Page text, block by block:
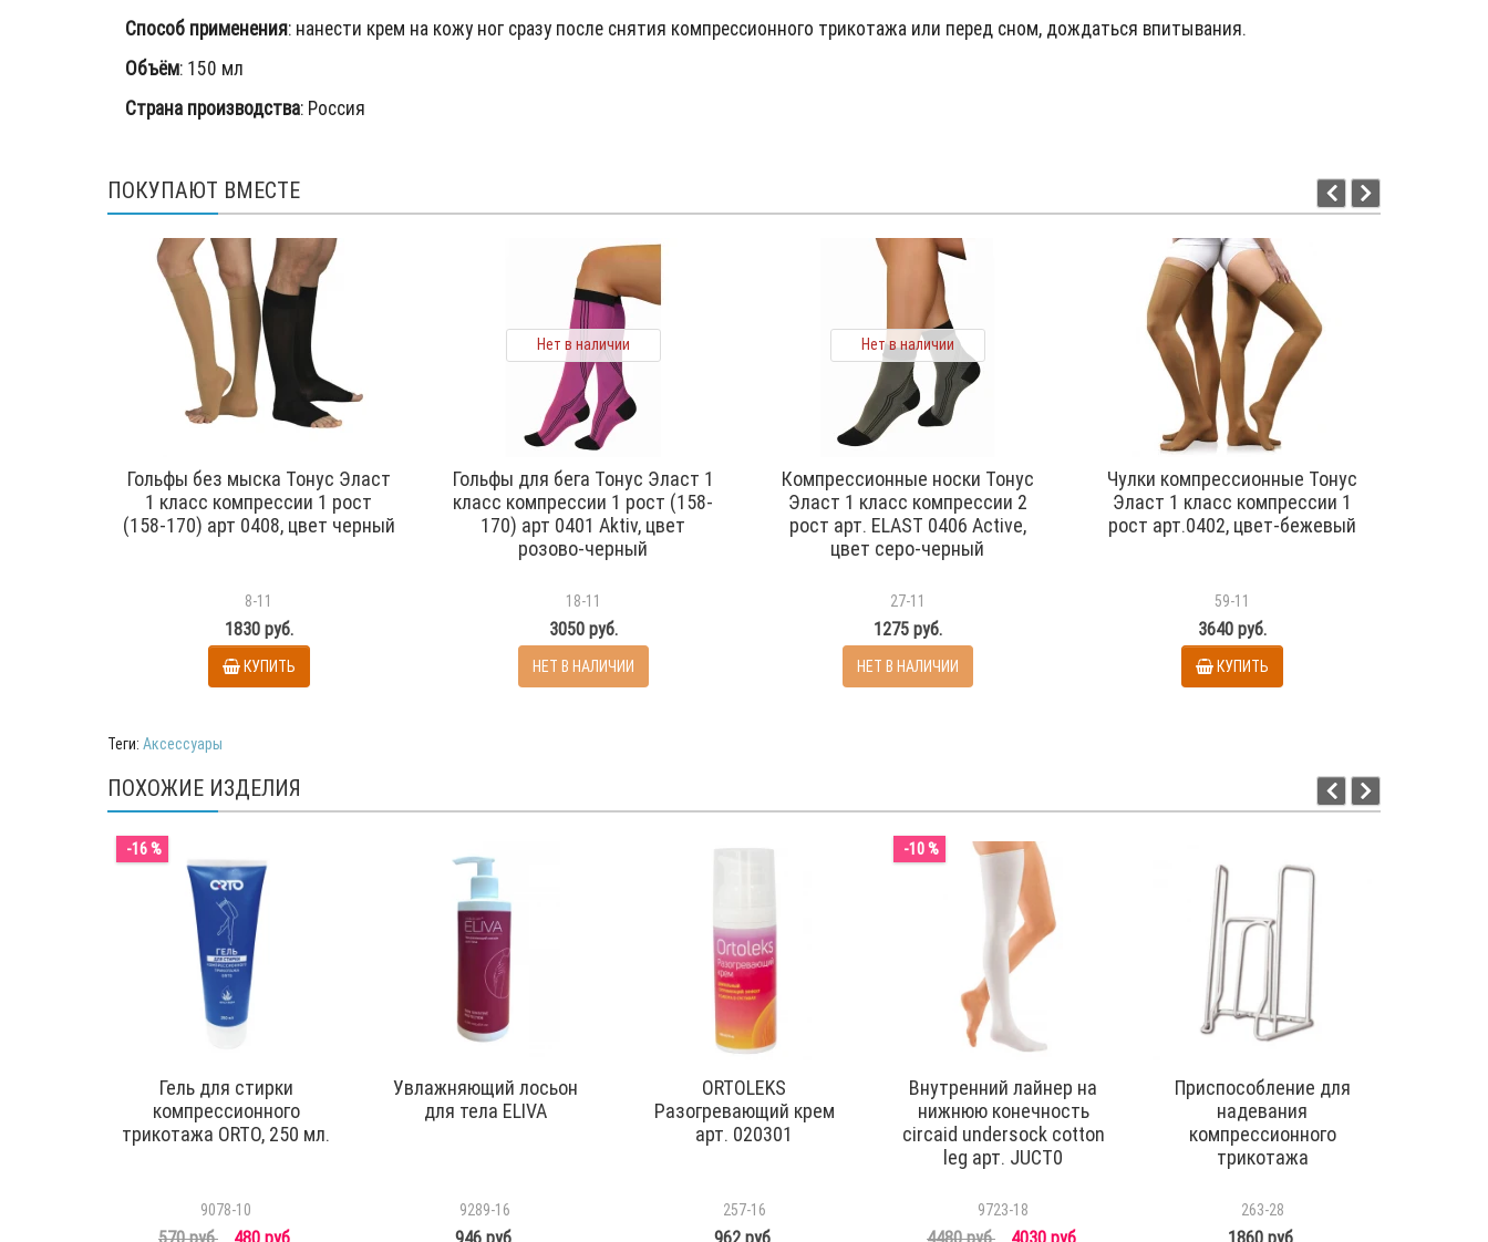
Способ применения: нанести крем на кожу ног сразу после снятия компрессионного трикотажа или перед сном, дождаться впитывания.
Объём: 150 мл
Страна производства: Россия
ПОКУПАЮТ ВМЕСТЕ
Гольфы без мыска Тонус Эласт
1 класс компрессии 1 рост
(158-170) арт 0408, цвет черный
8-11
1830 руб.
КУПИТЬ
Нет в наличии
Гольфы для бега Тонус Эласт 1
класс компрессии 1 рост (158-
170) арт 0401 Aktiv, цвет
розово-черный
18-11
3050 руб.
НЕТ В НАЛИЧИИ
Нет в наличии
Компрессионные носки Тонус
Эласт 1 класс компрессии 2
рост арт. ELAST 0406 Active,
цвет серо-черный
27-11
1275 руб.
НЕТ В НАЛИЧИИ
Чулки компрессионные Тонус
Эласт 1 класс компрессии 1
рост арт.0402, цвет-бежевый
59-11
3640 руб.
КУПИТЬ
Теги: Аксессуары
ПОХОЖИЕ ИЗДЕЛИЯ
-16 %
Гель для стирки
компрессионного
трикотажа ORTO, 250 мл.
9078-10
570 руб. 480 руб.
Увлажняющий лосьон
для тела ELIVA
9289-16
946 руб.
ORTOLEKS
Разогревающий крем
арт. 020301
257-16
962 руб.
-10 %
Внутренний лайнер на
нижнюю конечность
circaid undersock cotton
leg арт. JUCT0
9723-18
4480 руб. 4030 руб.
Приспособление для
надевания
компрессионного
трикотажа
263-28
1860 руб.